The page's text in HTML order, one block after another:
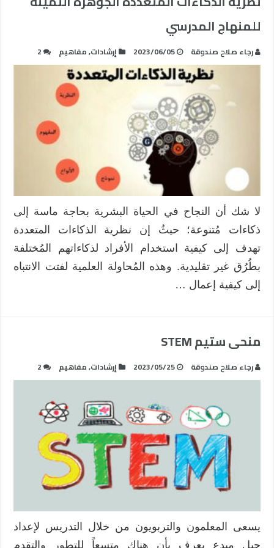
للمنهاج المدرسي
رجاء صلاح صندوقة 2023/06/05 إرشادات,مفاهيم 2
لا شك أن النجاح في الحياة البشرية بحاجة ماسة إلى
ذكاءات مُتنوعة؛ حيثُ إن نظرية الذكاءات المتعددة
تهدف إلى كيفية استخدام الأفراد لذكاءاتهم المُختلفة
بطُرُق غير تقليدية. وهذه المُحاولة العلمية لفتت الانتباه
إلى كيفية إعمال …
منحى ستيم STEM
رجاء صلاح صندوقة 2023/05/25 إرشادات,مفاهيم 2
يسعى المعلمون والتربويون من خلال التدريس لإعداد
جيل مبدع يعرف بأن هناك متسعاً للتطور والتقدم